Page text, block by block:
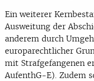
Ein weiterer
Ausweitung der
anderem durch
europarechtlicher
mit Strafgefangenen
AufenthG-E). Zudem